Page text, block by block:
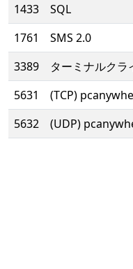
1433
SQL
1761
SMS 2.0
3389
ターミナルクラ
5631
(TCP)
5632
(UDP)